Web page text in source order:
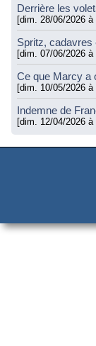
Derrière les
[dim. 28/06/2026 à
Spritz, cadavres
[dim. 07/06/2026 à
Ce que Marcy a
[dim. 10/05/2026 à
Indemne de
[dim. 12/04/2026 à